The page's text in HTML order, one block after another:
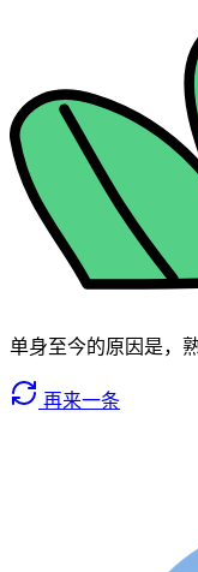
单身至今的原因是，
再来一条